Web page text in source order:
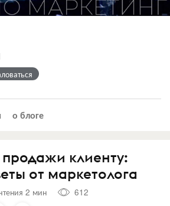
о блоге
продажи клиенту:
от маркетолога
2 мин
612